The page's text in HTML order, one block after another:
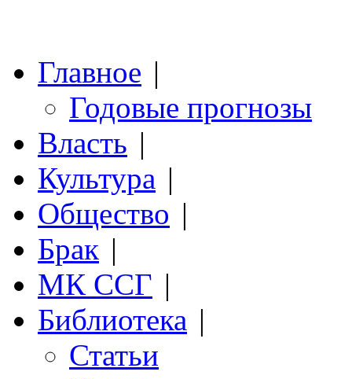
Главное |
Годовые прогнозы
Власть |
Культура |
Общество |
Брак |
МК ССГ |
Библиотека |
Статьи